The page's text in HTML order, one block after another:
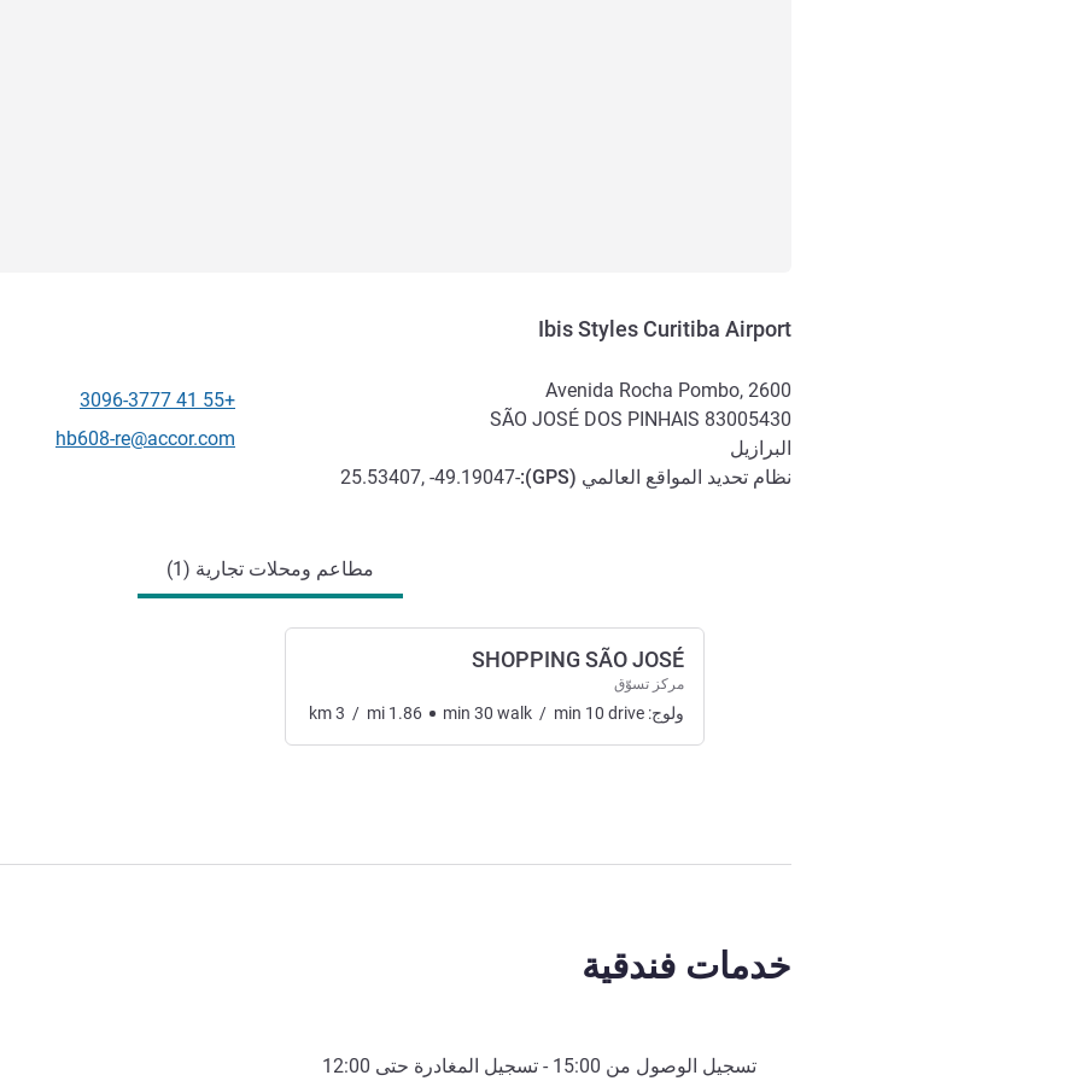
Ibis Styles Curitiba Airport
Avenida Rocha Pombo, 2600
83005430
SÃO JOSÉ DOS PINHAIS
البرازيل
نظام تحديد المواقع العالمي (GPS
):
-25.53407, -49.19047
الهاتف
+55 41 3096-3777
تواصل معنا عبر البريد
hb608-re@accor.com
مطاعم ومحلات تجارية (1)
SHOPPING SÃO JOSÉ
مركز تسوّق
ولوج: km3 / mi 1.86 min 30 walk / min 10 drive
خدمات فندقية
تسجيل الوصول من 15:00 - تسجيل المغادرة حتى 12:00